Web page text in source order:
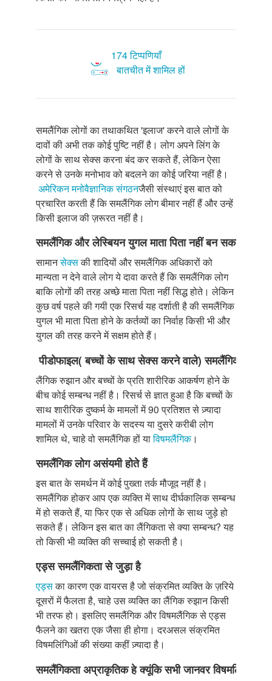
174 टिप्पणियाँ
बातचीत में शामिल हों
समलैंगिक लोगों का तथाकथित 'इलाज' करने वाले लोगों के
दावों की अभी तक कोई पुष्टि नहीं है। लोग अपने लिंग के
लोगों के साथ सेक्स करना बंद कर सकते हैं, लेकिन ऐसा
करने से उनके मनोभाव को बदलने का कोई जरिया नहीं है।
अमेरिकन मनोवैज्ञानिक संगठनजैसी संस्थाएं इस बात को
प्रचारित करती हैं कि समलैंगिक लोग बीमार नहीं हैं और उन्हें
किसी इलाज की ज़रूरत नहीं है।
समलैंगिक और लेस्बियन युगल माता पिता नहीं बन सकते
सामानसेक्सकी शादियों और समलैंगिक अधिकारों को
मान्यता न देने वाले लोग ये दावा करते हैं कि समलैंगिक लोग
बाकि लोगों की तरह अच्छे माता पिता नहीं सिद्ध होते। लेकिन
कुछ वर्ष पहले की गयी एक रिसर्च यह दर्शाती है की समलैंगिक
युगल भी माता पिता होने के कर्तव्यों का निर्वाह किसी भी और
युगल की तरह करने में सक्षम होते हैं।
पीडोफाइल(बच्चों के साथ सेक्स करने वाले)समलैंगिक
लैंगिक रुझान और बच्चों के प्रति शारीरिक आकर्षण होने के
बीच कोई सम्बन्ध नहीं है। रिसर्च से ज्ञात हुआ है कि बच्चों के
साथ शारीरिक दुष्कर्म के मामलों में 90 प्रतिशत से ज़्यादा
मामलों में उनके परिवार के सदस्य या दुसरे करीबी लोग
शामिल थे, चाहे वो समलैंगिक हों याविषमलैंगिक।
समलैंगिक लोग असंयमी होते हैं
इस बात के समर्थन में कोई पुख्ता तर्क मौजूद नहीं है।
समलैंगिक होकर आप एक व्यक्ति में साथ दीर्घकालिक सम्बन्ध
में हो सकते हैं, या फिर एक से अधिक लोगों के साथ जुड़े हो
सकते हैं। लेकिन इस बात का लैंगिकता से क्या सम्बन्ध? यह
तो किसी भी व्यक्ति की सच्चाई हो सकती है।
एड्स समलैंगिकता से जुड़ा है
एड्सका कारण एक वायरस है जो संक्रमित व्यक्ति के ज़रिये
दूसरों में फैलता है, चाहे उस व्यक्ति का लैंगिक रुझान किसी
भी तरफ हो। इसलिए समलैंगिक और विषमलैंगिक से एड्स
फैलने का खतरा एक जैसा ही होगा। दरअसल संक्रमित
विषमलिंगिओं की संख्या कहीं ज़्यादा है।
समलैंगिकता अप्राकृतिक हे क्यूंकि सभी जानवर विषमलिंगी